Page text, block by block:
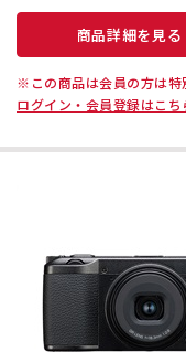
商品詳細を見る
※この商品は会員の方は特
ログイン・会員登録はこち